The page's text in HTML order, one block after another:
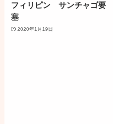
フィリピン サンチャゴ要
塞
2020年1月19日